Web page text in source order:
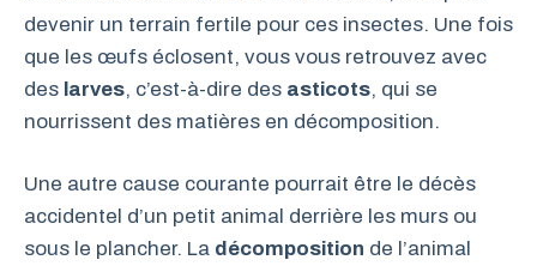
devenir un terrain fertile pour ces insectes. Une fois
que les œufs éclosent, vous vous retrouvez avec
des larves, c’est-à-dire des asticots, qui se
nourrissent des matières en décomposition.
Une autre cause courante pourrait être le décès
accidentel d’un petit animal derrière les murs ou
sous le plancher. La décomposition de l’animal